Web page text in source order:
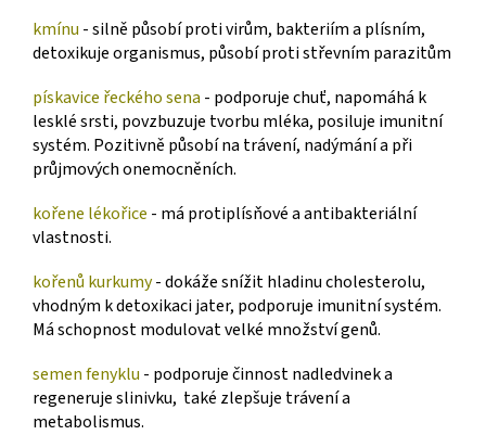
kmínu - silně působí proti virům, bakteriím a plísním,
detoxikuje organismus, působí proti střevním parazitům
pískavice řeckého sena - podporuje chuť, napomáhá k
lesklé srsti, povzbuzuje tvorbu mléka, posiluje imunitní
systém. Pozitivně působí na trávení, nadýmání a při
průjmových onemocněních.
kořene lékořice - má protiplísňové a antibakteriální
vlastnosti.
kořenů kurkumy- dokáže snížit hladinu cholesterolu,
vhodným k detoxikaci jater, podporuje imunitní systém.
Má schopnost modulovat velké množství genů.
semen fenyklu - podporuje činnost nadledvinek a
regeneruje slinivku, také zlepšuje trávení a
metabolismus.